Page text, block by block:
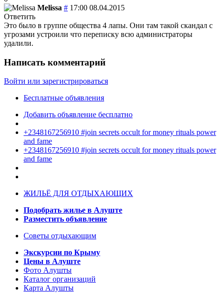
Melissa # 17:00 08.04.2015
Ответить
Это было в группе общества 4 лапы. Они там такой скандал с
угрозами устроили что переписку всю администраторы
удалили.
Написать комментарий
Войти или зарегистрироваться
Бесплатные объявления
Добавить объявление бесплатно
+2348167256910 #join secrets occult for money rituals power
and fame
+2348167256910 #join secrets occult for money rituals power
and fame
ЖИЛЬЁ ДЛЯ ОТДЫХАЮЩИХ
Подобрать жилье в Алуште
Разместить объявление
Советы отдыхающим
Экскурсии по Крыму
Цены в Алуште
Фото Алушты
Каталог организаций
Карта Алушты